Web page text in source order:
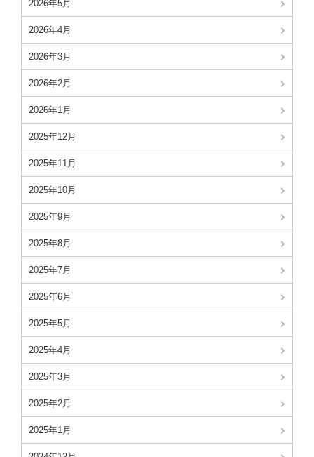
2026年5月
2026年4月
2026年3月
2026年2月
2026年1月
2025年12月
2025年11月
2025年10月
2025年9月
2025年8月
2025年7月
2025年6月
2025年5月
2025年4月
2025年3月
2025年2月
2025年1月